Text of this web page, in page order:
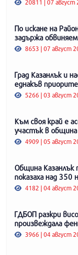
20811 | 07 август
По искане на
задържа
8653 | 07 август
Град Казанлък и
еднакъв
5266 | 03 август
Към своя край е
участък в община
4909 | 05 август
Община
показаха над 350
4182 | 04 август
ГДБОП разкри
произвеждала
3966 | 04 август